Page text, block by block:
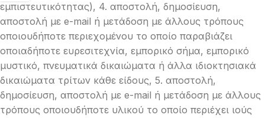
εμπιστευτικότητας), 4. αποστολή, δημοσίευση,
αποστολή με e-mail ή μετάδοση με άλλους τρόπους
οποιουδήποτε περιεχομένου το οποίο παραβιάζει
οποιαδήποτε ευρεσιτεχνία, εμπορικό σήμα, εμπορικό
μυστικό, πνευματικά δικαιώματα ή άλλα ιδιοκτησιακά
δικαιώματα τρίτων κάθε είδους, 5. αποστολή,
δημοσίευση, αποστολή με e-mail ή μετάδοση με άλλους
τρόπους οποιουδήποτε υλικού το οποίο περιέχει ιούς